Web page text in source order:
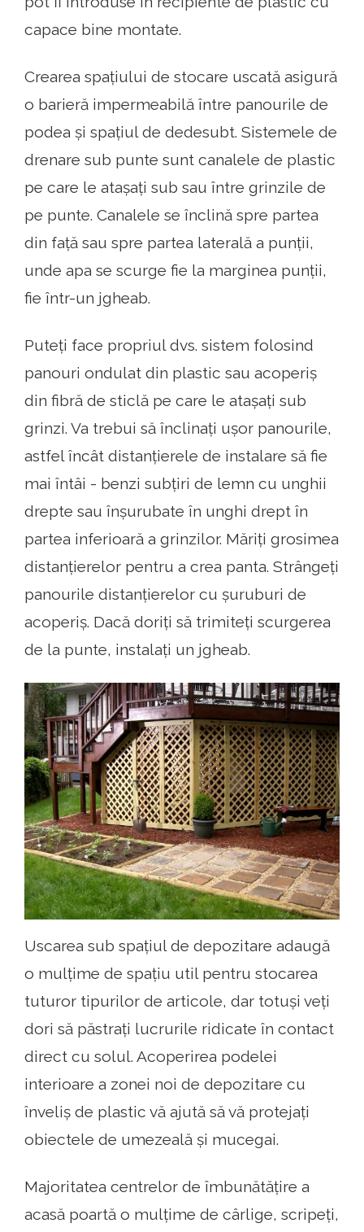
capace bine montate.
Crearea spațiului de stocare uscată asigură
o barieră impermeabilă între panourile de
podea și spațiul de dedesubt. Sistemele de
drenare sub punte sunt canalele de plastic
pe care le atașați sub sau între grinzile de
pe punte. Canalele se înclină spre partea
din față sau spre partea laterală a punții,
unde apa se scurge fie la marginea punții,
fie într-un jgheab.
Puteți face propriul dvs. sistem folosind
panouri ondulat din plastic sau acoperiș
din fibră de sticlă pe care le atașați sub
grinzi. Va trebui să înclinați ușor panourile,
astfel încât distanțierele de instalare să fie
mai întâi - benzi subțiri de lemn cu unghii
drepte sau înșurubate în unghi drept în
partea inferioară a grinzilor. Măriți grosimea
distanțierelor pentru a crea panta. Strângeți
panourile distanțierelor cu șuruburi de
acoperiș. Dacă doriți să trimiteți scurgerea
de la punte, instalați un jgheab.
Uscarea sub spațiul de depozitare adaugă
o mulțime de spațiu util pentru stocarea
tuturor tipurilor de articole, dar totuși veți
dori să păstrați lucrurile ridicate în contact
direct cu solul. Acoperirea podelei
interioare a zonei noi de depozitare cu
înveliș de plastic vă ajută să vă protejați
obiectele de umezeală și mucegai.
Majoritatea centrelor de îmbunătățire a
acasă poartă o mulțime de cârlige, scripeți,